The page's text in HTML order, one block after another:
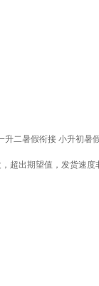
二暑假衔接 小升初暑
出期望值，发货速